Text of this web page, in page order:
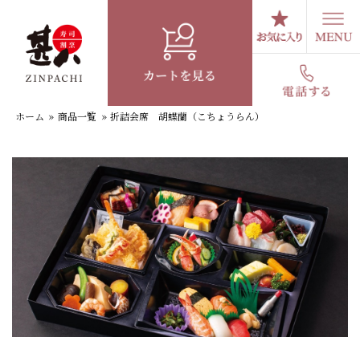
折詰会席 胡蝶蘭（こちょうらん）
ホーム » 商品一覧 » 折詰会席 胡蝶蘭（こちょうらん）